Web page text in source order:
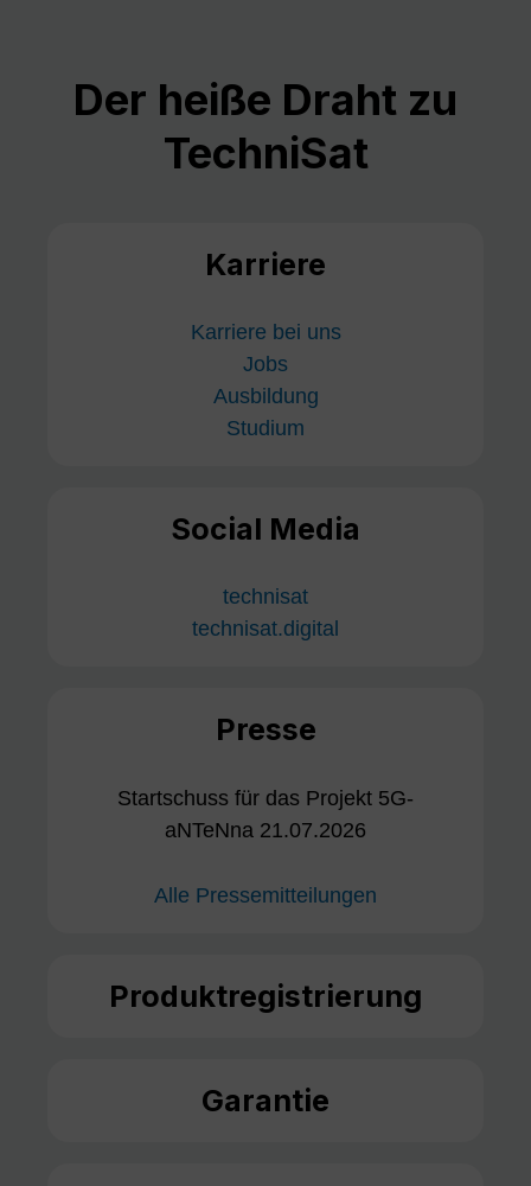
Der heiße Draht zu
TechniSat
Karriere
Karriere bei uns
Jobs
Ausbildung
Studium
Social Media
technisat
technisat.digital
Presse
Startschuss für das Projekt 5G-
aNTeNna 21.07.2026
Alle Pressemitteilungen
Produktregistrierung
Garantie